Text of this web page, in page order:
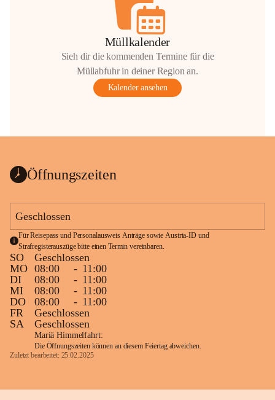
Müllkalender
Sieh dir die kommenden Termine für die
Müllabfuhr in deiner Region an.
Kalender ansehen
Öffnungszeiten
Geschlossen
Für Reisepass und Personalausweis Anträge sowie Austria-ID und
Strafregisterauszüge bitte einen Termin vereinbaren.
SO
Geschlossen
MO 08:00 - 11:00
DI
08:00 - 11:00
MI
08:00 - 11:00
DO
08:00 - 11:00
FR
Geschlossen
SA
Geschlossen
Mariä Himmelfahrt:
Die Öffnungszeiten können an diesem Feiertag abweichen.
Zuletzt bearbeitet: 25.02.2025